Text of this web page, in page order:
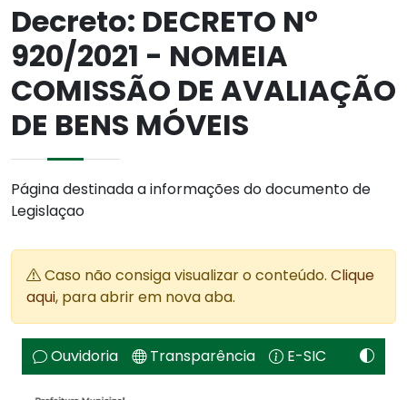
Decreto: DECRETO N°
920/2021 - NOMEIA
COMISSÃO DE AVALIAÇÃO
DE BENS MÓVEIS
Página destinada a informações do documento de
Legislaçao
Caso não consiga visualizar o conteúdo. Clique
aqui, para abrir em nova aba.